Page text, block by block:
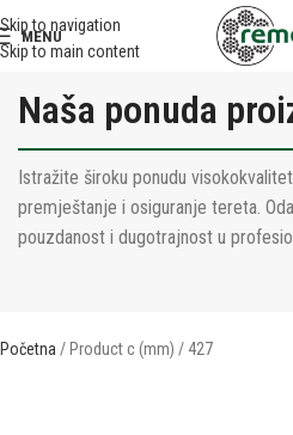
Skip to navigation
Skip to main content
MENU
Naša ponuda
Istražite široku ponudu
premještanje i osiguranje tereta.
pouzdanost i dugotrajnost u
Početna Product c (mm) 427